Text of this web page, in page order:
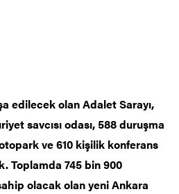
edilecek olan Adalet Sarayı,
savcısı odası, 588 duruşma
ve 610 kişilik konferans
Toplamda 745 bin 900
olacak olan yeni Ankara